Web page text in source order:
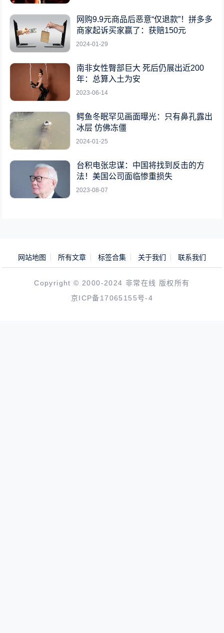
网购9.9元商品后恶意“仅退款”！拼多多
商家起诉买家赢了：获赔150元
2024-01-29
南非女性臀部巨大 死后仍展出近200
年：总算入土为安
2023-06-14
鳄鱼冬眠罕见画面曝光：只有鼻孔露出
冰层 仿佛冻僵
2024-01-25
台积电张忠谋：中国将找到反击的方
法！美国公司面临惨重损失
2023-08-07
网站地图 所有文章 标签合集 关于我们 联系我们
Copyright © 2000-2024 非常在线 版权所有
京ICP备17065155号-4